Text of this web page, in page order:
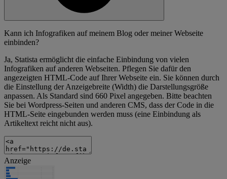
Kann ich Infografiken auf meinem Blog oder meiner Webseite
einbinden?
Ja, Statista ermöglicht die einfache Einbindung von vielen
Infografiken auf anderen Webseiten. Pflegen Sie dafür den
angezeigten HTML-Code auf Ihrer Webseite ein. Sie können durch
die Einstellung der Anzeigebreite (Width) die Darstellungsgröße
anpassen. Als Standard sind 660 Pixel angegeben. Bitte beachten
Sie bei Wordpress-Seiten und anderen CMS, dass der Code in die
HTML-Seite eingebunden werden muss (eine Einbindung als
Artikeltext reicht nicht aus).
Anzeige